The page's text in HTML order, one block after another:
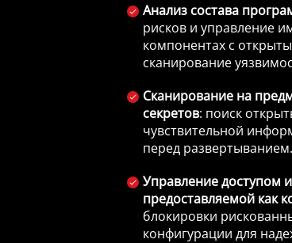
Анализ состава
рисков и управление
компонентах с
сканирование
Сканирование на
секретов: поиск
чувствительной
перед развертыванием.
Управление доступом
предоставляемой как
блокировки
конфигурации для